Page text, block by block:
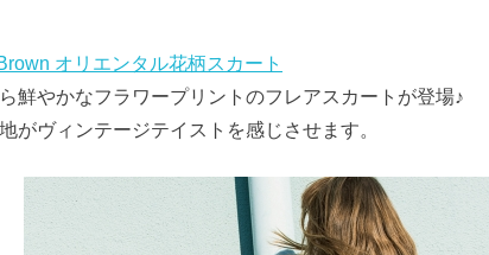
オリエンタル花柄スカート
鮮やかなフラワープリントのフレアスカートが登場♪
がヴィンテージテイストを感じさせます。